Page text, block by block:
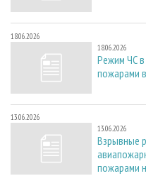
18.06.2026
18.06.2026
Режим ЧС в
пожарами
13.06.2026
13.06.2026
Взрывные
пожарами